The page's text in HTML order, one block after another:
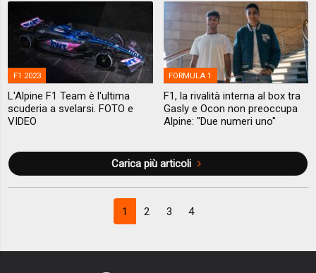
F1 2023
L'Alpine F1 Team è l'ultima
scuderia a svelarsi. FOTO e
VIDEO
FORMULA 1
F1, la rivalità interna al box tra
Gasly e Ocon non preoccupa
Alpine: "Due numeri uno"
Carica più articoli
1 2 3 4